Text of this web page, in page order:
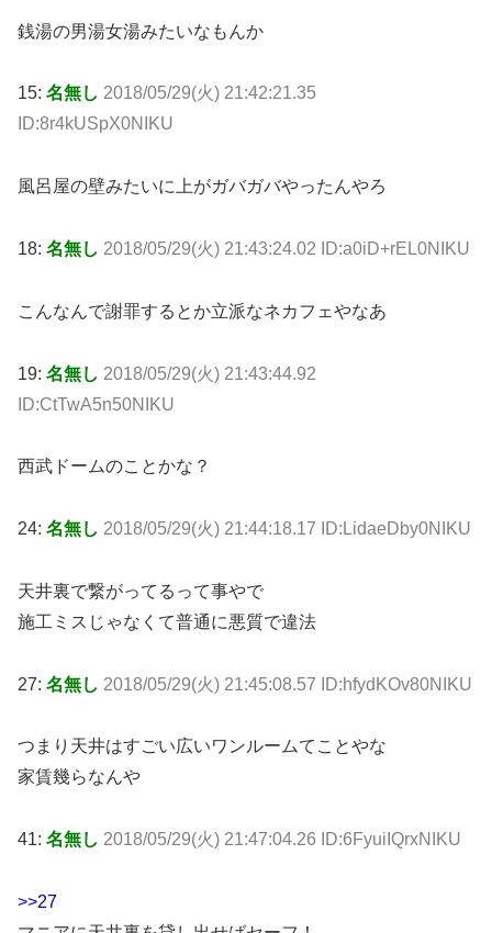
銭湯の男湯女湯みたいなもんか
15: 名無し 2018/05/29(火) 21:42:21.35
ID:8r4kUSpX0NIKU
風呂屋の壁みたいに上がガバガバやったんやろ
18: 名無し 2018/05/29(火) 21:43:24.02 ID:a0iD+rEL0NIKU
こんなんで謝罪するとか立派なネカフェやなあ
19: 名無し 2018/05/29(火) 21:43:44.92
ID:CtTwA5n50NIKU
西武ドームのことかな？
24: 名無し 2018/05/29(火) 21:44:18.17 ID:LidaeDby0NIKU
天井裏で繋がってるって事やで
施工ミスじゃなくて普通に悪質で違法
27: 名無し 2018/05/29(火) 21:45:08.57 ID:hfydKOv80NIKU
つまり天井はすごい広いワンルームてことやな
家賃幾らなんや
41: 名無し 2018/05/29(火) 21:47:04.26 ID:6FyuiIQrxNIKU
>>27